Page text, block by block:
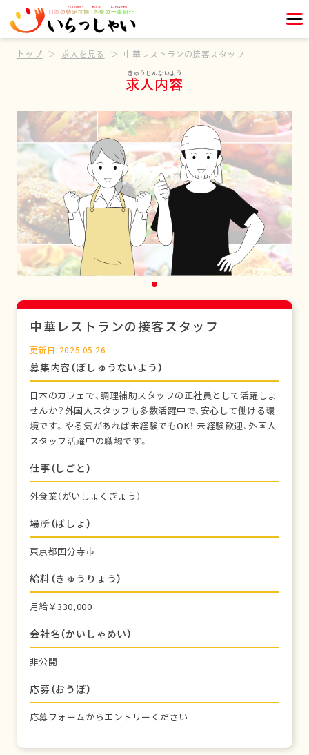
トップ 求人を見る 中華レストランの接客スタッフ
求人内容
中華レストランの接客スタッフ
更新日：2025.05.26
募集内容（ぼしゅうないよう）
日本のカフェで、調理補助スタッフの正社員として活躍しま
せんか？外国人スタッフも多数活躍中で、安心して働ける環
境です。やる気があれば未経験でもOK！ 未経験歓迎、外国人
スタッフ活躍中の職場です。
仕事（しごと）
外食業（がいしょくぎょう）
場所（ばしょ）
東京都国分寺市
給料（きゅうりょう）
月給￥330,000
会社名（かいしゃめい）
非公開
応募（おうぼ）
応募フォームからエントリーください